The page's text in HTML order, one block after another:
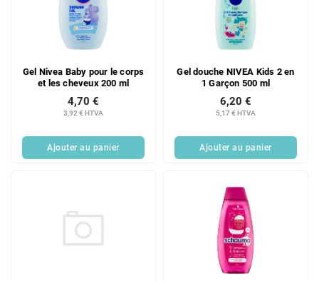
Gel Nivea Baby pour le corps
et les cheveux 200 ml
3,92 € HTVA
4,70 €
Ajouter au panier
Gel douche NIVEA Kids 2 en
1 Garçon 500 ml
5,17 € HTVA
6,20 €
Ajouter au panier